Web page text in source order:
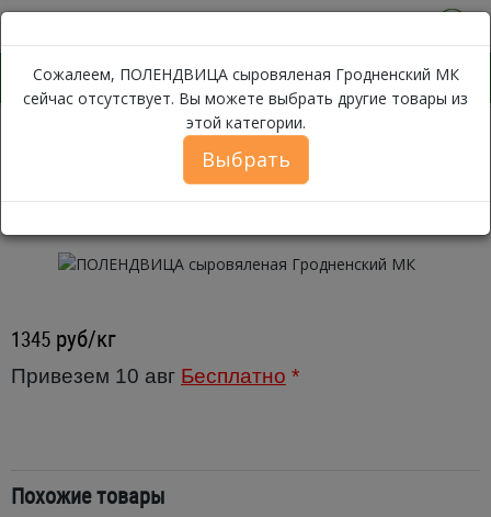
Колбаса Сыровяленая
Сожалеем, ПОЛЕНДВИЦА сыровяленая Гродненский МК
сейчас отсутствует. Вы можете выбрать другие товары из
этой категории.
Выбрать
ПОЛЕНДВИЦА сыровяленая
Гродненский МК ~ 900г
1345 руб/кг
Привезем 10 авг Бесплатно *
Похожие товары